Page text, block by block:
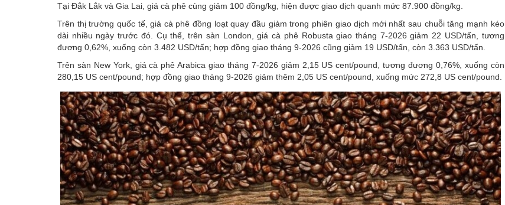
Tại Đắk Lắk và Gia Lai, giá cà phê cùng giảm 100 đồng/kg, hiện được giao dịch quanh mức 87.900 đồng/kg.
Trên thị trường quốc tế, giá cà phê đồng loạt quay đầu giảm trong phiên giao dịch mới nhất sau chuỗi tăng mạnh kéo
dài nhiều ngày trước đó. Cụ thể, trên sàn London, giá cà phê Robusta giao tháng 7-2026 giảm 22 USD/tấn, tương
đương 0,62%, xuống còn 3.482 USD/tấn; hợp đồng giao tháng 9-2026 cũng giảm 19 USD/tấn, còn 3.363 USD/tấn.
Trên sàn New York, giá cà phê Arabica giao tháng 7-2026 giảm 2,15 US cent/pound, tương đương 0,76%, xuống còn
280,15 US cent/pound; hợp đồng giao tháng 9-2026 giảm thêm 2,05 US cent/pound, xuống mức 272,8 US cent/pound.